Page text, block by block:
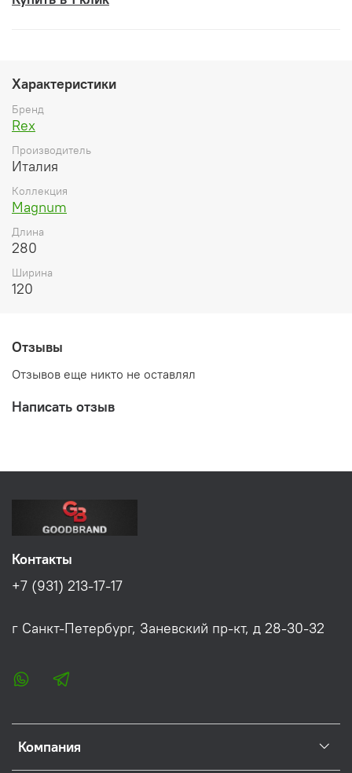
Характеристики
Бренд
Rex
Производитель
Италия
Коллекция
Magnum
Длина
280
Ширина
120
Отзывы
Отзывов еще никто не оставлял
Написать отзыв
Компания
Контакты
+7 (931) 213-17-17
г Санкт-Петербург, Заневский пр-кт, д 28-30-32